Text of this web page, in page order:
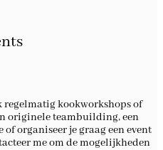
kookworkshops of
originele teambuilding, een
organiseer je graag een event
me om de mogelijkheden